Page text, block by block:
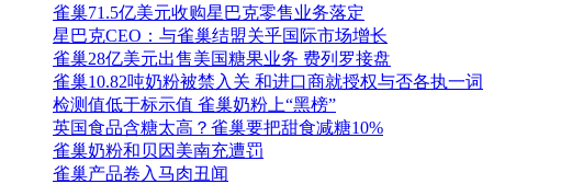
雀巢71.5亿美元收购星巴克零售业务落定
星巴克CEO：与雀巢结盟关乎国际市场增长
雀巢28亿美元出售美国糖果业务 费列罗接盘
雀巢10.82吨奶粉被禁入关 和进口商就授权与否各执一词
检测值低于标示值 雀巢奶粉上“黑榜”
英国食品含糖太高？雀巢要把甜食减糖10%
雀巢奶粉和贝因美南充遭罚
雀巢产品卷入马肉丑闻